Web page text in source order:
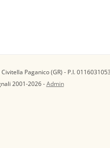
Paganico (GR) - P.I.
2001-2026 -Admin